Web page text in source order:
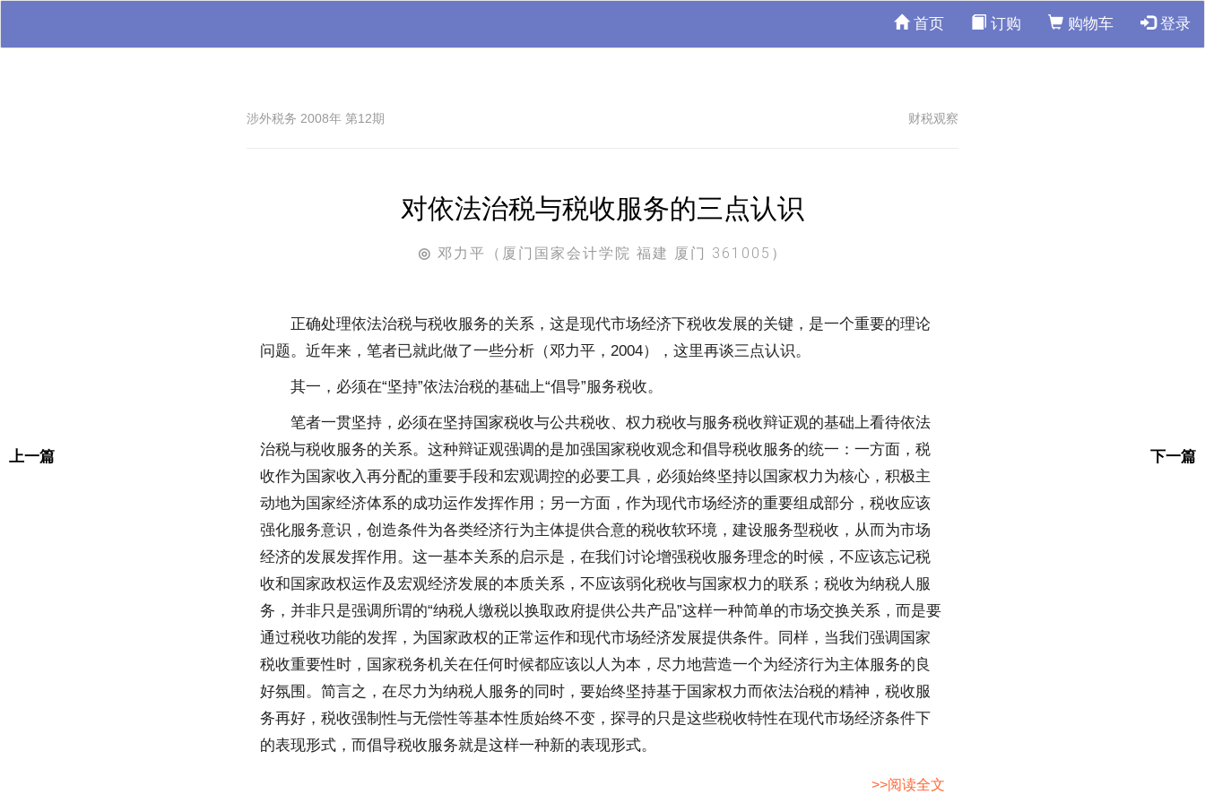
首页 订购 购物车 登录
涉外税务 2008年 第12期 财税观察
对依法治税与税收服务的三点认识
◎ 邓力平（厦门国家会计学院 福建 厦门 361005）
上一篇 下一篇
正确处理依法治税与税收服务的关系，这是现代市场经济下税收发展的关键，是一个重要的理论
问题。近年来，笔者已就此做了一些分析（邓力平，2004），这里再谈三点认识。
其一，必须在“坚持”依法治税的基础上“倡导”服务税收。
笔者一贯坚持，必须在坚持国家税收与公共税收、权力税收与服务税收辩证观的基础上看待依法
治税与税收服务的关系。这种辩证观强调的是加强国家税收观念和倡导税收服务的统一：一方面，税
收作为国家收入再分配的重要手段和宏观调控的必要工具，必须始终坚持以国家权力为核心，积极主
动地为国家经济体系的成功运作发挥作用；另一方面，作为现代市场经济的重要组成部分，税收应该
强化服务意识，创造条件为各类经济行为主体提供合意的税收软环境，建设服务型税收，从而为市场
经济的发展发挥作用。这一基本关系的启示是，在我们讨论增强税收服务理念的时候，不应该忘记税
收和国家政权运作及宏观经济发展的本质关系，不应该弱化税收与国家权力的联系；税收为纳税人服
务，并非只是强调所谓的“纳税人缴税以换取政府提供公共产品”这样一种简单的市场交换关系，而是要
通过税收功能的发挥，为国家政权的正常运作和现代市场经济发展提供条件。同样，当我们强调国家
税收重要性时，国家税务机关在任何时候都应该以人为本，尽力地营造一个为经济行为主体服务的良
好氛围。简言之，在尽力为纳税人服务的同时，要始终坚持基于国家权力而依法治税的精神，税收服
务再好，税收强制性与无偿性等基本性质始终不变，探寻的只是这些税收特性在现代市场经济条件下
的表现形式，而倡导税收服务就是这样一种新的表现形式。
>>阅读全文